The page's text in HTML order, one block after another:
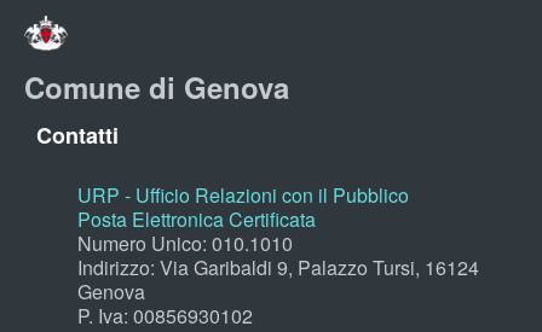
Comune di Genova
Contatti
URP - Ufficio Relazioni con il Pubblico
Posta Elettronica Certificata
Numero Unico: 010.1010
Indirizzo: Via Garibaldi 9, Palazzo Tursi, 16124
Genova
P. Iva: 00856930102